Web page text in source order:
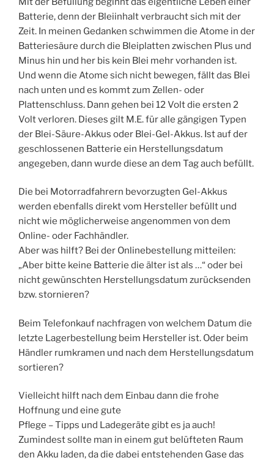
Batterie, denn der Bleiinhalt verbraucht sich mit der
Zeit. In meinen Gedanken schwimmen die Atome in der
Batteriesäure durch die Bleiplatten zwischen Plus und
Minus hin und her bis kein Blei mehr vorhanden ist.
Und wenn die Atome sich nicht bewegen, fällt das Blei
nach unten und es kommt zum Zellen- oder
Plattenschluss. Dann gehen bei 12 Volt die ersten 2
Volt verloren. Dieses gilt M.E. für alle gängigen Typen
der Blei-Säure-Akkus oder Blei-Gel-Akkus. Ist auf der
geschlossenen Batterie ein Herstellungsdatum
angegeben, dann wurde diese an dem Tag auch befüllt.
Die bei Motorradfahrern bevorzugten Gel-Akkus
werden ebenfalls direkt vom Hersteller befüllt und
nicht wie möglicherweise angenommen von dem
Online- oder Fachhändler.
Aber was hilft? Bei der Onlinebestellung mitteilen:
„Aber bitte keine Batterie die älter ist als …“ oder bei
nicht gewünschten Herstellungsdatum zurücksenden
bzw. stornieren?
Beim Telefonkauf nachfragen von welchem Datum die
letzte Lagerbestellung beim Hersteller ist. Oder beim
Händler rumkramen und nach dem Herstellungsdatum
sortieren?
Vielleicht hilft nach dem Einbau dann die frohe
Hoffnung und eine gute
Pflege – Tipps und Ladegeräte gibt es ja auch!
Zumindest sollte man in einem gut belüfteten Raum
den Akku laden, da die dabei entstehenden Gase das